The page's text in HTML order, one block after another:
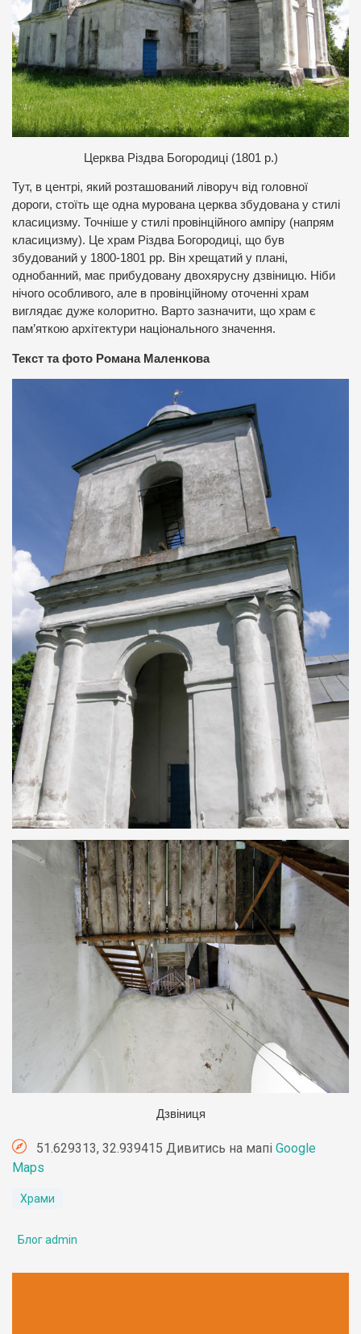
Церква Різдва Богородиці (1801 р.)
Тут, в центрі, який розташований ліворуч від головної
дороги, стоїть ще одна мурована церква збудована у стилі
класицизму. Точніше у стилі провінційного ампіру (напрям
класицизму). Це храм Різдва Богородиці, що був
збудований у 1800-1801 рр. Він хрещатий у плані,
однобанний, має прибудовану двохярусну дзвіницю. Ніби
нічого особливого, але в провінційному оточенні храм
виглядає дуже колоритно. Варто зазначити, що храм є
пам’яткою архітектури національного значення.
Текст та фото Романа Маленкова
Дзвіниця
51.629313, 32.939415 Дивитись на мапі Google
Maps
Храми
Блог admin